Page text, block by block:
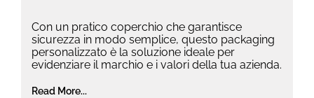
Con un pratico coperchio che garantisce
sicurezza in modo semplice, questo packaging
personalizzato è la soluzione ideale per
evidenziare il marchio e i valori della tua azienda.
Read More...